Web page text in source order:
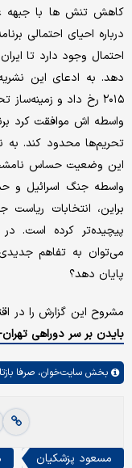
کاهش تنش ‌ها با جبهه
درباره احیای احتمالی
احتمال وجود دارد تا
دهد. به ادعای ‌این
۲۰۱۵ رخ داد و
واسطه اش موافقت کرد
تحریم‌‌ها محدود کند. به
‌این وضعیت حساس
واسطه جنگ اسرائیل و
بر‌این، انتخابات ریاست
پیچیده‌تر کرده است.
می‌توان به تفاهم
پایان دهد؟
مشروح این گزارش را در
بایدن بر سر دوراهی
بخش سایت‌خوان، صرفا
مسعود پزشکیان